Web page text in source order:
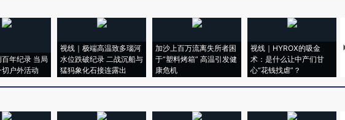
年纪录 当局
户外活动
视线｜极端高温致多瑙河
水位跌破纪录 二战沉船与
猛犸象化石接连露出
加沙上百万流离失所者困
于“塑料烤箱” 高温引发健
康危机
视线｜HYROX的吸金
术：是什么让中产们甘
心“花钱找虐”？